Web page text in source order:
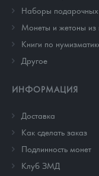
Наборы подарочных
Монеты и жетоны из
Книги по
Другое
ИНФОРМАЦИЯ
Доставка
Как сделать заказ
Подлинность монет
Клуб ЗМД